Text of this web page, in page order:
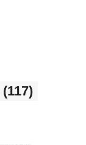
(117)